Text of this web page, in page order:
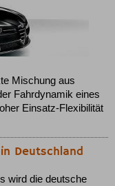
Mischung aus
Fahrdynamik eines
Einsatz-Flexibilität
Deutschland
wird die deutsche